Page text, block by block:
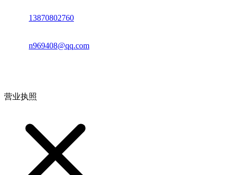
13870802760
n969408@qq.com
营业执照